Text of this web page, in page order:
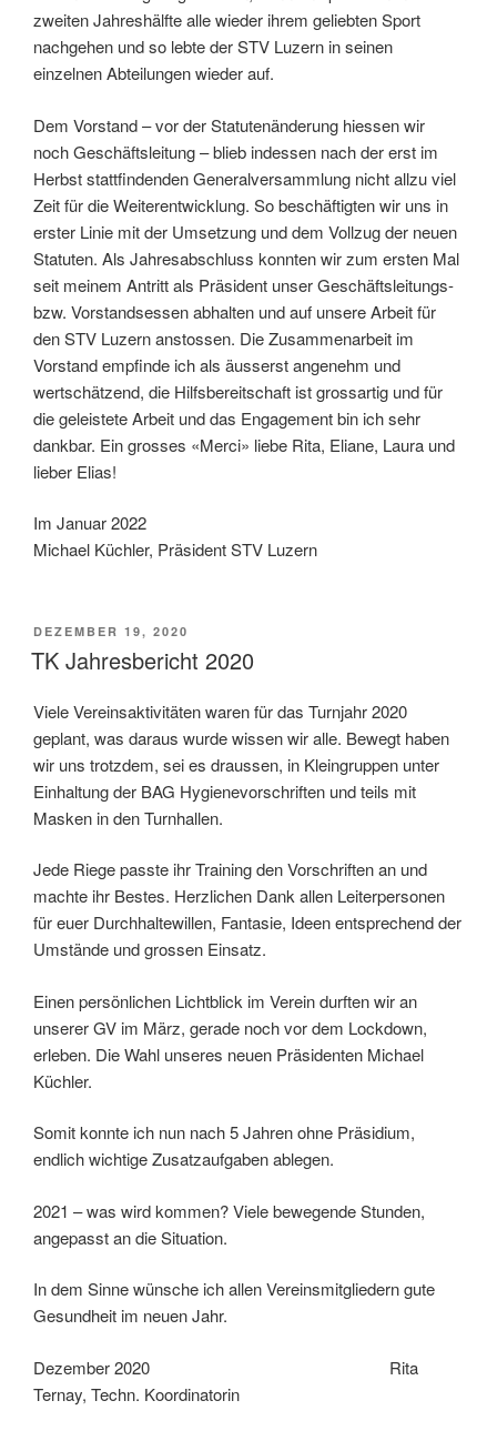
zweiten Jahreshälfte alle wieder ihrem geliebten Sport
nachgehen und so lebte der STV Luzern in seinen
einzelnen Abteilungen wieder auf.
Dem Vorstand – vor der Statutenänderung hiessen wir
noch Geschäftsleitung – blieb indessen nach der erst im
Herbst stattfindenden Generalversammlung nicht allzu viel
Zeit für die Weiterentwicklung. So beschäftigten wir uns in
erster Linie mit der Umsetzung und dem Vollzug der neuen
Statuten. Als Jahresabschluss konnten wir zum ersten Mal
seit meinem Antritt als Präsident unser Geschäftsleitungs-
bzw. Vorstandsessen abhalten und auf unsere Arbeit für
den STV Luzern anstossen. Die Zusammenarbeit im
Vorstand empfinde ich als äusserst angenehm und
wertschätzend, die Hilfsbereitschaft ist grossartig und für
die geleistete Arbeit und das Engagement bin ich sehr
dankbar. Ein grosses «Merci» liebe Rita, Eliane, Laura und
lieber Elias!
Im Januar 2022
Michael Küchler, Präsident STV Luzern
VERÖFFENTLICHT
AM
DEZEMBER 19, 2020
TK Jahresbericht 2020
Viele Vereinsaktivitäten waren für das Turnjahr 2020
geplant, was daraus wurde wissen wir alle. Bewegt haben
wir uns trotzdem, sei es draussen, in Kleingruppen unter
Einhaltung der BAG Hygienevorschriften und teils mit
Masken in den Turnhallen.
Jede Riege passte ihr Training den Vorschriften an und
machte ihr Bestes. Herzlichen Dank allen Leiterpersonen
für euer Durchhaltewillen, Fantasie, Ideen entsprechend der
Umstände und grossen Einsatz.
Einen persönlichen Lichtblick im Verein durften wir an
unserer GV im März, gerade noch vor dem Lockdown,
erleben. Die Wahl unseres neuen Präsidenten Michael
Küchler.
Somit konnte ich nun nach 5 Jahren ohne Präsidium,
endlich wichtige Zusatzaufgaben ablegen.
2021 – was wird kommen? Viele bewegende Stunden,
angepasst an die Situation.
In dem Sinne wünsche ich allen Vereinsmitgliedern gute
Gesundheit im neuen Jahr.
Dezember 2020 Rita
Ternay, Techn. Koordinatorin